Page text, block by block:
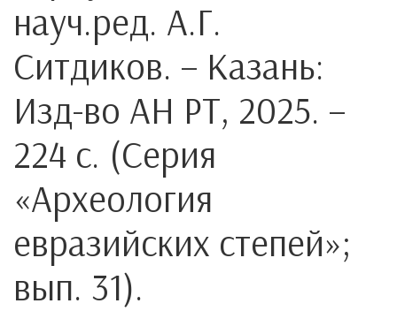
науч.ред. А.Г.
Ситдиков. – Казань:
Изд-во АН РТ, 2025. –
224 с. (Серия
«Археология
евразийских степей»;
вып. 31).